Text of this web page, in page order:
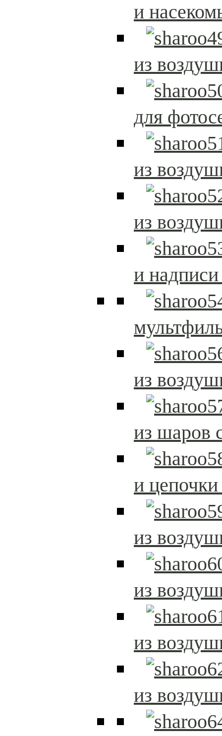
и
из
для
из
из
и
из
из шаров
и
из
из
из
из